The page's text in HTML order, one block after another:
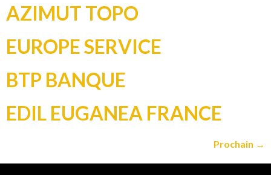
AZIMUT TOPO
EUROPE SERVICE
BTP BANQUE
EDIL EUGANEA FRANCE
Prochain →